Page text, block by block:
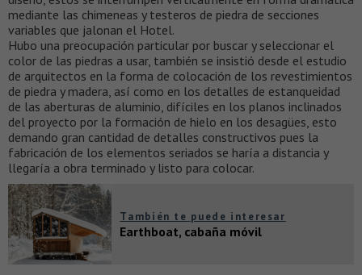
mediante las chimeneas y testeros de piedra de secciones
variables que jalonan el Hotel.
Hubo una preocupación particular por buscar y seleccionar el
color de las piedras a usar, también se insistió desde el estudio
de arquitectos en la forma de colocación de los revestimientos
de piedra y madera, así como en los detalles de estanqueidad
de las aberturas de aluminio, difíciles en los planos inclinados
del proyecto por la formación de hielo en los desagües, esto
demando gran cantidad de detalles constructivos pues la
fabricación de los elementos seriados se haría a distancia y
llegaría a obra terminado y listo para colocar.
También te puede interesar
Earthboat, cabaña móvil